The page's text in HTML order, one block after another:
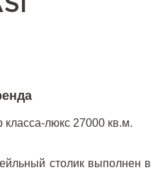
класса-люкс 27000 кв.м.
столик выполнен в